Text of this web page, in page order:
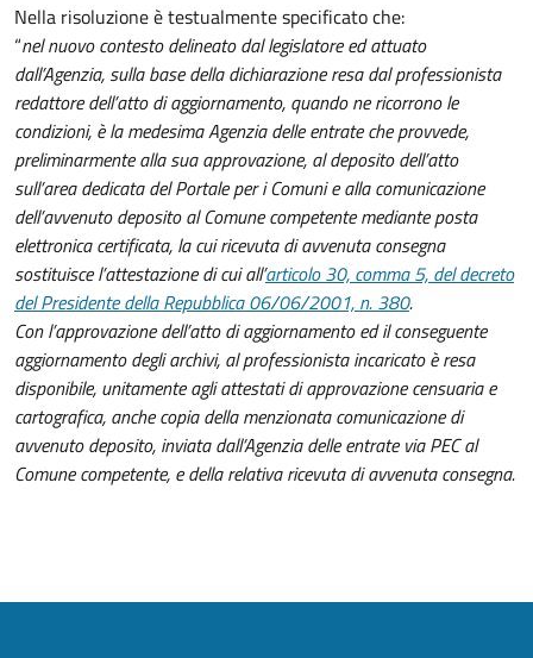
Nella risoluzione è testualmente specificato che:
“nel nuovo contesto delineato dal legislatore ed attuato
dall’Agenzia, sulla base della dichiarazione resa dal professionista
redattore dell’atto di aggiornamento, quando ne ricorrono le
condizioni, è la medesima Agenzia delle entrate che provvede,
preliminarmente alla sua approvazione, al deposito dell’atto
sull’area dedicata del Portale per i Comuni e alla comunicazione
dell’avvenuto deposito al Comune competente mediante posta
elettronica certificata, la cui ricevuta di avvenuta consegna
sostituisce l’attestazione di cui all’articolo 30, comma 5, del decreto
del Presidente della Repubblica 06/06/2001, n. 380.
Con l’approvazione dell’atto di aggiornamento ed il conseguente
aggiornamento degli archivi, al professionista incaricato è resa
disponibile, unitamente agli attestati di approvazione censuaria e
cartografica, anche copia della menzionata comunicazione di
avvenuto deposito, inviata dall’Agenzia delle entrate via PEC al
Comune competente, e della relativa ricevuta di avvenuta consegna.